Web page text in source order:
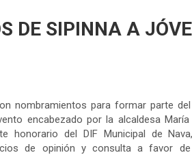
DE SIPINNA A
nombramientos para formar parte
encabezado por la alcaldesa
honorario del DIF Municipal de
de opinión y consulta a favor